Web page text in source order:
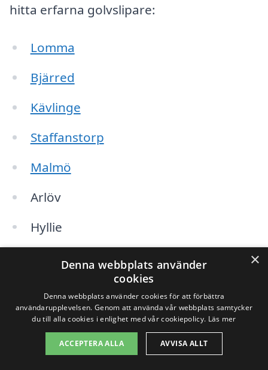
hitta erfarna golvslipare:
Lomma
Bjärred
Kävlinge
Staffanstorp
Malmö
Arlöv
Hyllie
Vellinge
När du söker efter golvslipning i de här
×
Denna webbplats använder
cookies
Denna webbplats använder cookies för att förbättra
användarupplevelsen. Genom att använda vår webbplats samtycker
du till alla cookies i enlighet med vår cookiepolicy. Läs mer
ACCEPTERA ALLA AVVISA ALLT